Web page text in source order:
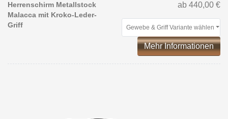
Herrenschirm Metallstock
Malacca mit Kroko-Leder-
Griff
ab 440,00 €
Gewebe & Griff Variante wählen
Mehr Informationen